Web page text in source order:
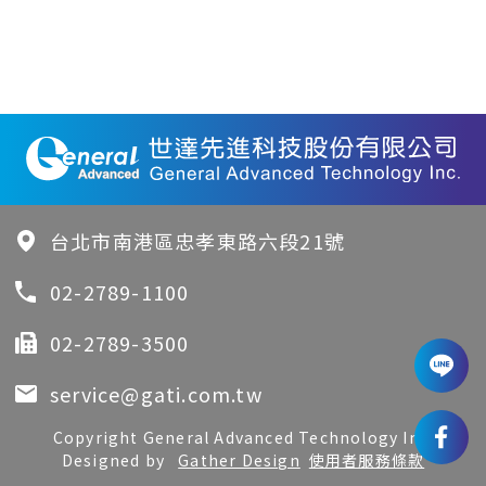
台北市南港區忠孝東路六段21號
02-2789-1100
02-2789-3500
service@gati.com.tw
Copyright General Advanced Technology Inc.
Designed by
Gather Design 使用者服務條款